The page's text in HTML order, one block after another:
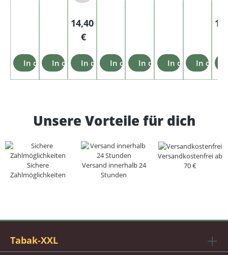
In den Warenkorb
In den Warenkorb
Regulärer Preis:
14,40
€
In den Warenkorb
In den Warenkorb
In den Warenkorb
In den In den
Unsere Vorteile für dich
Sichere
Zahlmöglichkeiten
Versand innerhalb 24
Stunden
Versandkostenfrei ab
70 €
Tabak-XXL